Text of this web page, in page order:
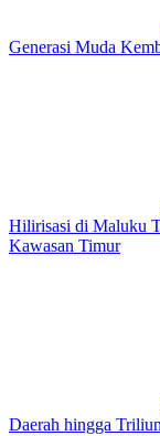
Generasi Muda
Hilirisasi di Maluku
Kawasan Timur
Daerah hingga